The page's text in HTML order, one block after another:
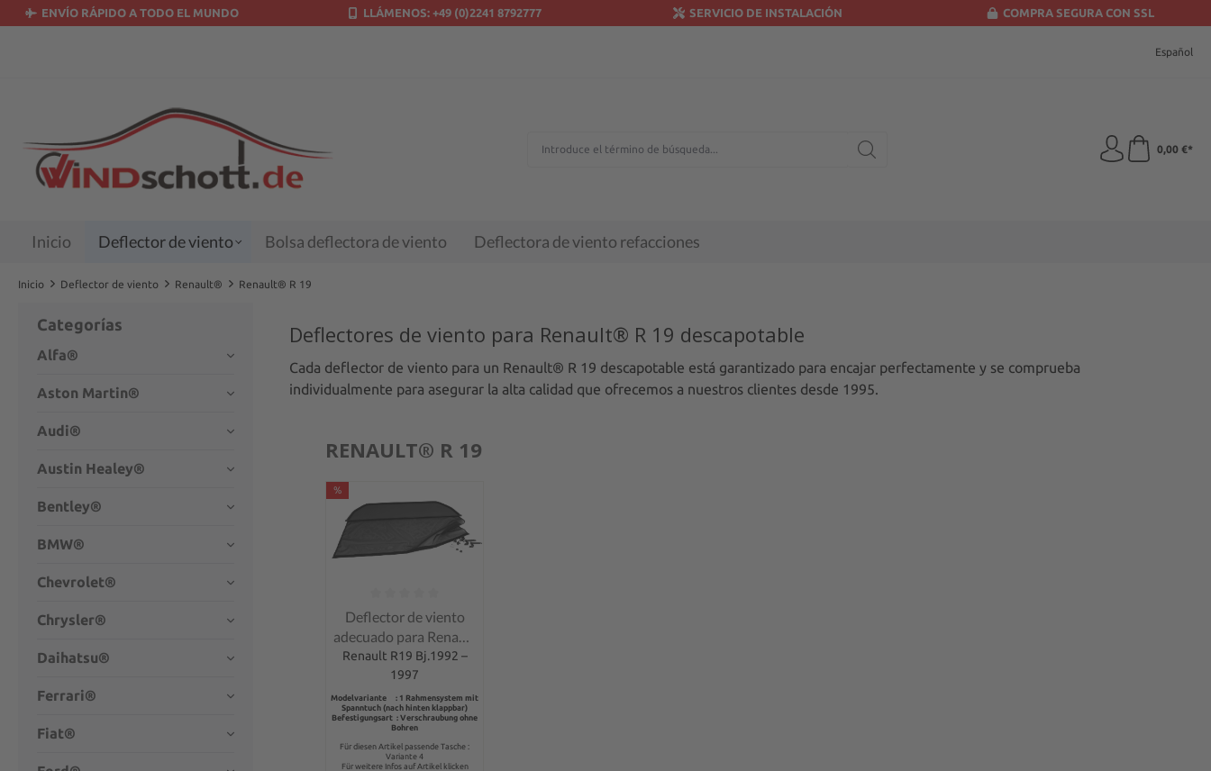
Saltar a la navegación principal
ENVÍO RÁPIDO A TODO EL MUNDO LLÁMENOS: +49 (0)2241 8792777 SERVICIO DE INSTALACIÓN COMPRA SEGURA CON SSL
Español
0,00 €*
Inicio Deflector de viento Bolsa deflectora de viento Deflectora de viento refacciones
Inicio Deflector de viento Renault® Renault® R 19
Categorías
Alfa®
Aston Martin®
Audi®
Austin Healey®
Bentley®
BMW®
Chevrolet®
Chrysler®
Daihatsu®
Ferrari®
Fiat®
Deflectores de viento para Renault® R 19 descapotable
Cada deflector de viento para un Renault® R 19 descapotable está garantizado para encajar perfectamente y se comprueba
individualmente para asegurar la alta calidad que ofrecemos a nuestros clientes desde 1995.
RENAULT® R 19
%
Calificación promedio de 0 de 5 estrellas
Deflector de viento
adecuado para Renault
R19
Renault R19 Bj.1992 –
1997
Modelvariante : 1 Rahmensystem mit
Spanntuch (nach hinten klappbar)
Befestigungsart : Verschraubung ohne
Bohren
Für diesen Artikel passende Tasche :
Variante 4
Für weitere Infos auf Artikel klicken